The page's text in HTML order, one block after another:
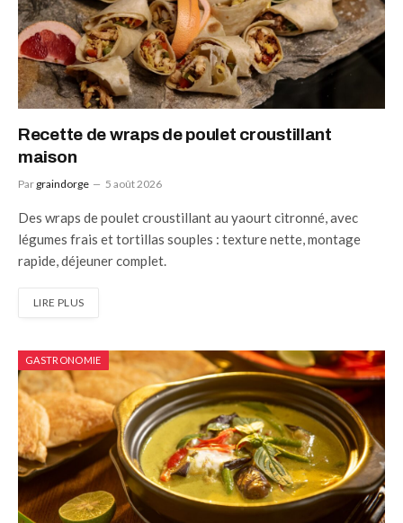
Recette de wraps de poulet croustillant
maison
Par graindorge 5 août 2026
Des wraps de poulet croustillant au yaourt citronné, avec
légumes frais et tortillas souples : texture nette, montage
rapide, déjeuner complet.
LIRE PLUS
GASTRONOMIE